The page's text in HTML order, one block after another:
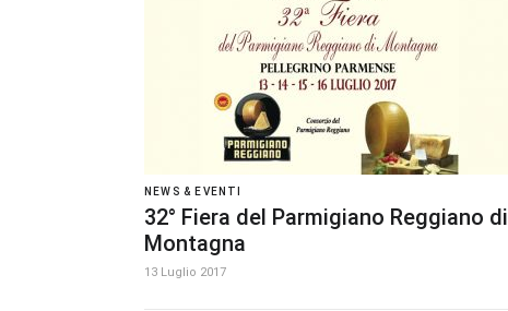
NEWS & EVENTI
32° Fiera del Parmigiano Reggiano di
Montagna
13 Luglio 2017